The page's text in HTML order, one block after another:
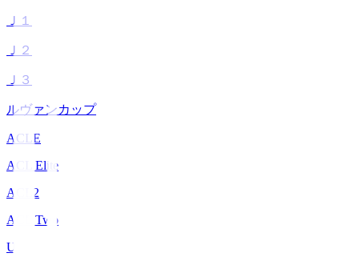
Ｊ１
Ｊ２
Ｊ３
ルヴァンカップ
ACLE
ACL Elite
ACL2
ACL Two
U-21